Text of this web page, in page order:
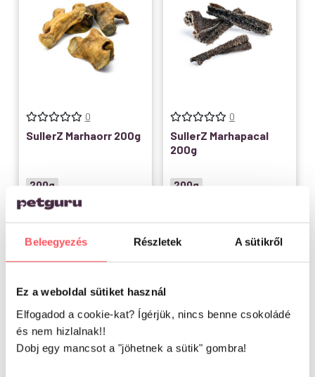
Beleegyezés Részletek A sütikről
Ez a weboldal sütiket használ
Elfogadod a cookie-kat? Ígérjük, nincs benne csokoládé
és nem hizlalnak!!
Dobj egy mancsot a "jöhetnek a sütik" gombra!
0
SullerZ Marhaorr 200g
200g
Raktáron
Kosárba teszem
0
SullerZ Marhapacal
200g
200g
Kosárba teszem